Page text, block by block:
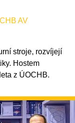
AV
stroje, rozvíjejí
Hostem
z ÚOCHB.